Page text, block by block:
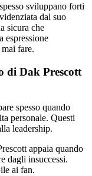
sviluppano forti
dal suo
sicura che
espressione
fare.
di Dak Prescott
spesso quando
personale. Questi
leadership.
appaia quando
dagli insuccessi.
ai fan.